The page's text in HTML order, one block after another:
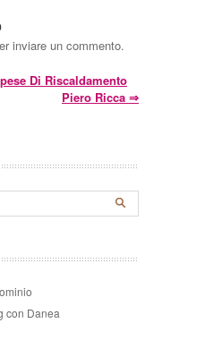
inviare un commento.
Di Riscaldamento
Piero Ricca ⇒
con Danea